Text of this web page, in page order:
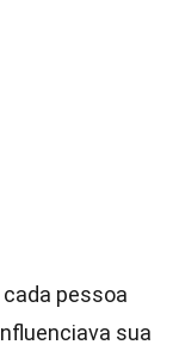
pessoa
sua